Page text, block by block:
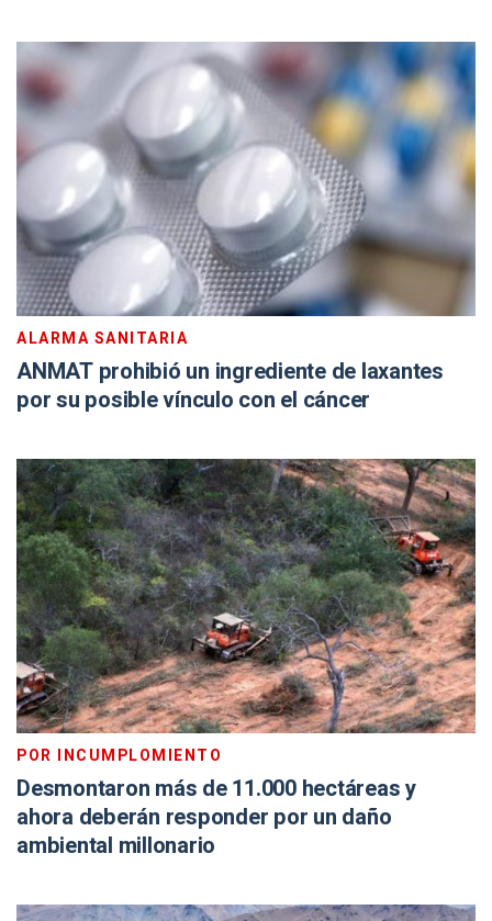
ALARMA SANITARIA
ANMAT prohibió un ingrediente de laxantes
por su posible vínculo con el cáncer
POR INCUMPLOMIENTO
Desmontaron más de 11.000 hectáreas y
ahora deberán responder por un daño
ambiental millonario